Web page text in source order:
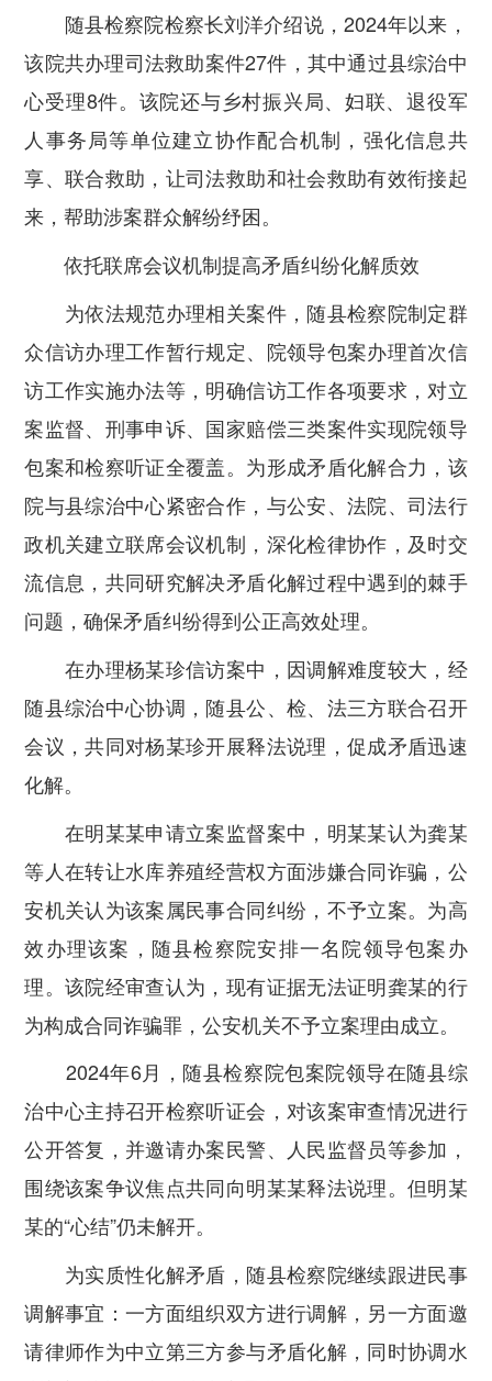
随县检察院检察长刘洋介绍说，2024年以来，
该院共办理司法救助案件27件，其中通过县综治中
心受理8件。该院还与乡村振兴局、妇联、退役军
人事务局等单位建立协作配合机制，强化信息共
享、联合救助，让司法救助和社会救助有效衔接起
来，帮助涉案群众解纷纾困。
依托联席会议机制提高矛盾纠纷化解质效
为依法规范办理相关案件，随县检察院制定群
众信访办理工作暂行规定、院领导包案办理首次信
访工作实施办法等，明确信访工作各项要求，对立
案监督、刑事申诉、国家赔偿三类案件实现院领导
包案和检察听证全覆盖。为形成矛盾化解合力，该
院与县综治中心紧密合作，与公安、法院、司法行
政机关建立联席会议机制，深化检律协作，及时交
流信息，共同研究解决矛盾化解过程中遇到的棘手
问题，确保矛盾纠纷得到公正高效处理。
在办理杨某珍信访案中，因调解难度较大，经
随县综治中心协调，随县公、检、法三方联合召开
会议，共同对杨某珍开展释法说理，促成矛盾迅速
化解。
在明某某申请立案监督案中，明某某认为龚某
等人在转让水库养殖经营权方面涉嫌合同诈骗，公
安机关认为该案属民事合同纠纷，不予立案。为高
效办理该案，随县检察院安排一名院领导包案办
理。该院经审查认为，现有证据无法证明龚某的行
为构成合同诈骗罪，公安机关不予立案理由成立。
2024年6月，随县检察院包案院领导在随县综
治中心主持召开检察听证会，对该案审查情况进行
公开答复，并邀请办案民警、人民监督员等参加，
围绕该案争议焦点共同向明某某释法说理。但明某
某的“心结”仍未解开。
为实质性化解矛盾，随县检察院继续跟进民事
调解事宜：一方面组织双方进行调解，另一方面邀
请律师作为中立第三方参与矛盾化解，同时协调水